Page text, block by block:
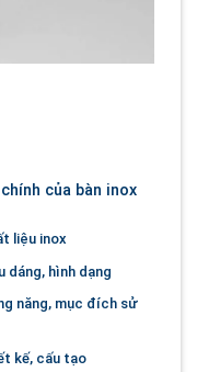
của bàn inox
liệu inox
dáng, hình dạng
năng, mục đích sử
kế, cấu tạo